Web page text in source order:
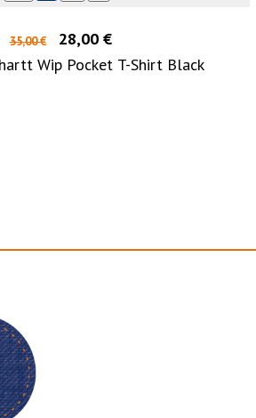
35,00 €
28,00 €
Wip Pocket T-Shirt Black